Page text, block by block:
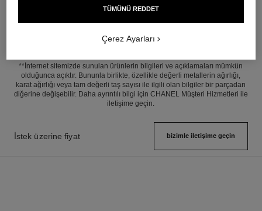
**İnternet sitemizde sunulan ürünlerin bilgileri ve açıklamaları mümkün
olduğunca açıktır. Bununla birlikte, özellikle değerli metallerin ağırlığı,
karat ağırlığı veya tam değerli taş sayısı ile ilgili olan bilgiler bir parçadan
diğerine değişebilir. Daha ayrıntılı bilgi için CHANEL Müşteri Hizmetleri ile
iletişime geçin.
İstek üzerine fiyat bizimle i̇letişime geçin
TÜMÜNÜ REDDET
Çerez Ayarları